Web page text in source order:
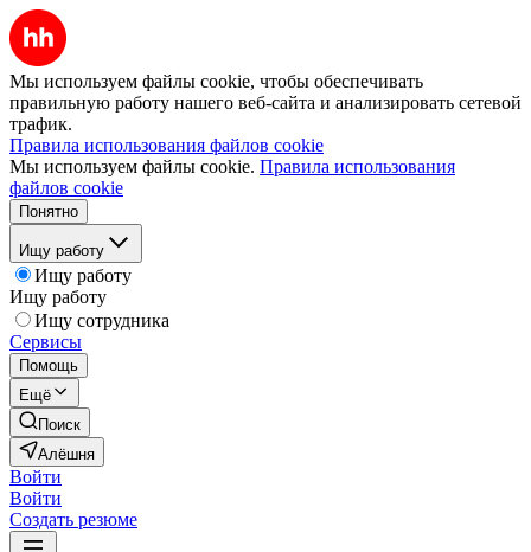
Мы используем файлы cookie, чтобы обеспечивать
правильную работу нашего веб-сайта и анализировать сетевой
трафик.
Правила использования файлов cookie
Мы используем файлы cookie. Правила использования
файлов cookie
Понятно
Ищу работу
Ищу работу
Ищу работу
Ищу сотрудника
Сервисы
Помощь
Ещё
Поиск
Алёшня
Войти
Войти
Создать резюме